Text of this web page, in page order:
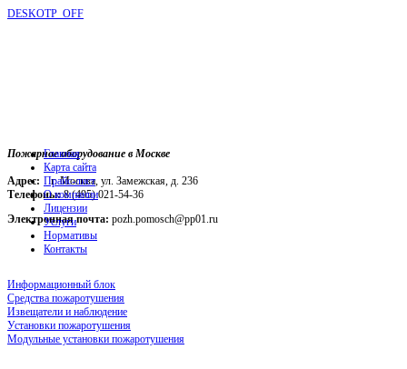
DESKOTP_OFF
Пожарное оборудование в Москве
Адрес: г. Москва, ул. Замежская, д. 236
Телефоны:8 (495) 021-54-36
Электронная почта: pozh.pomosch@pp01.ru
Главная
Карта сайта
Прайс-лист
О компании
Лицензии
Услуги
Нормативы
Контакты
Информационный блок
Средства пожаротушения
Извещатели и наблюдение
Установки пожаротушения
Модульные установки пожаротушения